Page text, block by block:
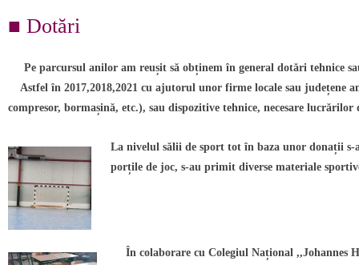
■ Dotări
Pe parcursul anilor am reușit să obținem în general dotări tehnice
Astfel în 2017,2018,2021 cu ajutorul unor firme locale sau județene
compresor, bormașină, etc.), sau dispozitive tehnice, necesare
La nivelul sălii de sport tot în baza unor donații s-
porțile de joc, s-au primit diverse materiale
În colaborare cu Colegiul Național ,,Johannes